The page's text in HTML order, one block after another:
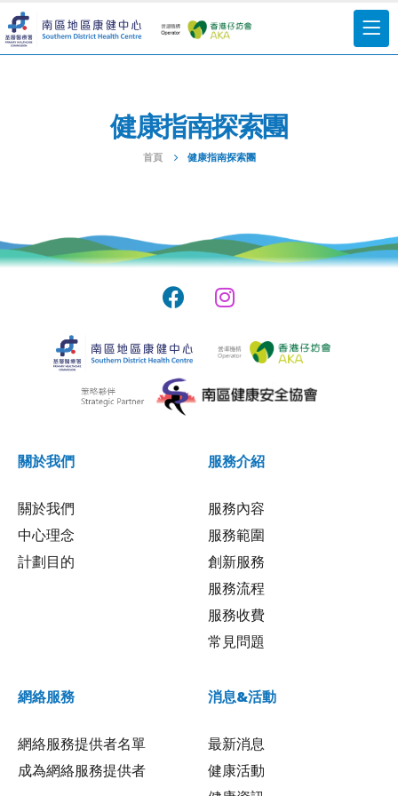
健康指南探索團
首頁 健康指南探索團
關於我們
關於我們
中心理念
計劃目的
服務介紹
服務內容
服務範圍
創新服務
服務流程
服務收費
常見問題
網絡服務
網絡服務提供者名單
成為網絡服務提供者
消息&活動
最新消息
健康活動